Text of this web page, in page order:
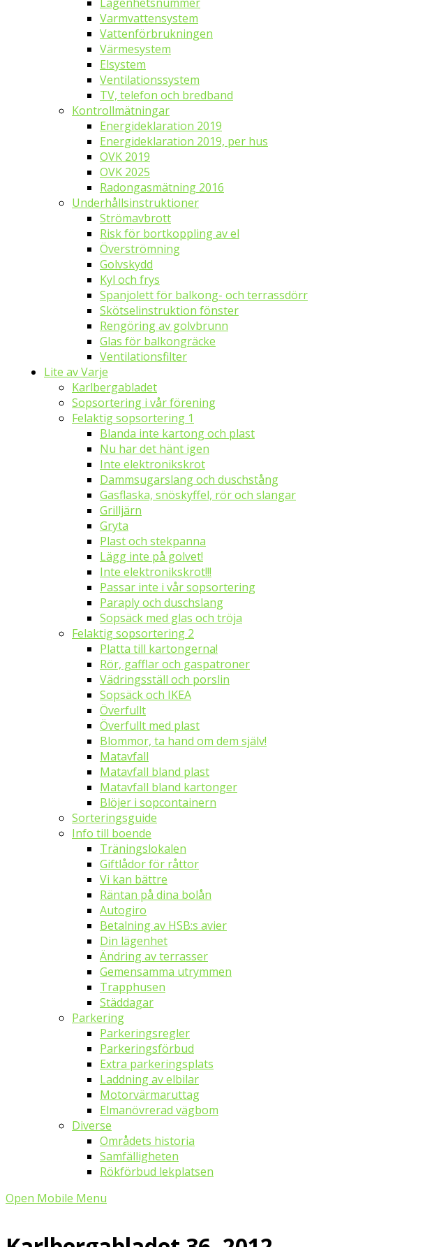
Varmvattensystem
Vattenförbrukningen
Värmesystem
Elsystem
Ventilationssystem
TV, telefon och bredband
Kontrollmätningar
Energideklaration 2019
Energideklaration 2019, per hus
OVK 2019
OVK 2025
Radongasmätning 2016
Underhållsinstruktioner
Strömavbrott
Risk för bortkoppling av el
Överströmning
Golvskydd
Kyl och frys
Spanjolett för balkong- och terrassdörr
Skötselinstruktion fönster
Rengöring av golvbrunn
Glas för balkongräcke
Ventilationsfilter
Lite av Varje
Karlbergabladet
Sopsortering i vår förening
Felaktig sopsortering 1
Blanda inte kartong och plast
Nu har det hänt igen
Inte elektronikskrot
Dammsugarslang och duschstång
Gasflaska, snöskyffel, rör och slangar
Grilljärn
Gryta
Plast och stekpanna
Lägg inte på golvet!
Inte elektronikskrot!!!
Passar inte i vår sopsortering
Paraply och duschslang
Sopsäck med glas och tröja
Felaktig sopsortering 2
Platta till kartongerna!
Rör, gafflar och gaspatroner
Vädringsställ och porslin
Sopsäck och IKEA
Överfullt
Överfullt med plast
Blommor, ta hand om dem själv!
Matavfall
Matavfall bland plast
Matavfall bland kartonger
Blöjer i sopcontainern
Sorteringsguide
Info till boende
Träningslokalen
Giftlådor för råttor
Vi kan bättre
Räntan på dina bolån
Autogiro
Betalning av HSB:s avier
Din lägenhet
Ändring av terrasser
Gemensamma utrymmen
Trapphusen
Städdagar
Parkering
Parkeringsregler
Parkeringsförbud
Extra parkeringsplats
Laddning av elbilar
Motorvärmaruttag
Elmanövrerad vägbom
Diverse
Områdets historia
Samfälligheten
Rökförbud lekplatsen
Open Mobile Menu